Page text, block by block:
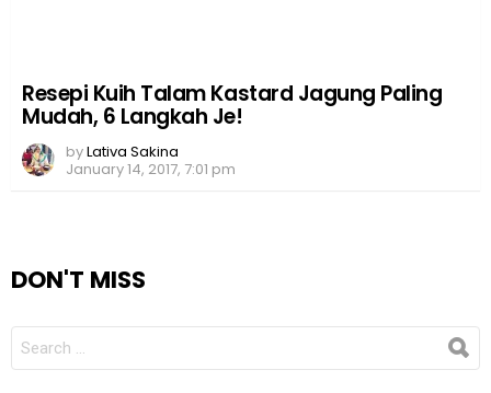
Resepi Kuih Talam Kastard Jagung Paling
Mudah, 6 Langkah Je!
byLativa Sakina
January 14, 2017, 7:01 pm
DON'T MISS
FOR: